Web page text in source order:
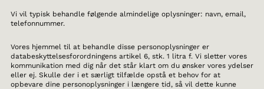
Vi vil typisk behandle følgende almindelige oplysninger: navn, email,
telefonnummer.
Vores hjemmel til at behandle disse personoplysninger er
databeskyttelsesforordningens artikel 6, stk. 1 litra f. Vi sletter vores
kommunikation med dig når det står klart om du ønsker vores ydelser
eller ej. Skulle der i et særligt tilfælde opstå et behov for at
opbevare dine personoplysninger i længere tid, så vil dette kunne